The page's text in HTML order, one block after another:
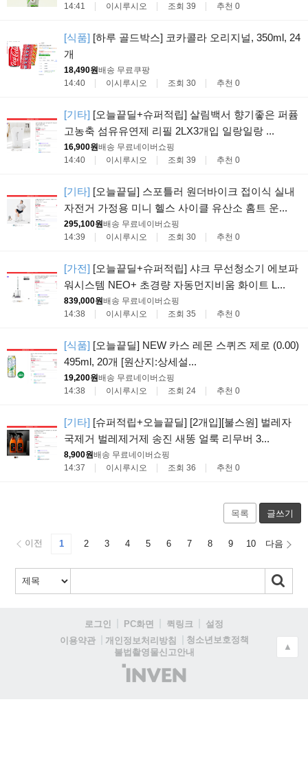
14:41
이시루시오 조회 39 추천 0
[식품] [하루 골드박스] 코카콜라 오리지널, 350ml, 24
개
18,490원배송 무료 쿠팡
14:40
이시루시오 조회 30 추천 0
[기타] [오늘끝딜+슈퍼적립] 살림백서 향기좋은 퍼퓸
고농축 섬유유연제 리필 2LX3개입 일랑일랑 ...
16,900원배송 무료네이버쇼핑
14:40
이시루시오 조회 39 추천 0
[기타] [오늘끝딜] 스포틀러 원더바이크 접이식 실내
자전거 가정용 미니 헬스 사이클 유산소 홈트 운...
295,100원배송 무료네이버쇼핑
14:39
이시루시오 조회 30 추천 0
[가전] [오늘끝딜+슈퍼적립] 샤크 무선청소기 에보파
워시스템 NEO+ 초경량 자동먼지비움 화이트 L...
839,000원배송 무료네이버쇼핑
14:38
이시루시오 조회 35 추천 0
[식품] [오늘끝딜] NEW 카스 레몬 스퀴즈 제로 (0.00)
495ml, 20개 [원산지:상세설...
19,200원배송 무료네이버쇼핑
14:38
이시루시오 조회 24 추천 0
[기타] [슈퍼적립+오늘끝딜] [2개입][불스원] 벌레자
국제거 벌레제거제 송진 새똥 얼룩 리무버 3...
8,900원배송 무료네이버쇼핑
14:37
이시루시오 조회 36 추천 0
목록 글쓰기
이전 1 2 3 4 5 6 7 8 9 10 다음
로그인 PC화면 퀵링크
설정
이용약관
개인정보처리방침
청소년보호정책
불법촬영물신고안내
(주)
인
▲